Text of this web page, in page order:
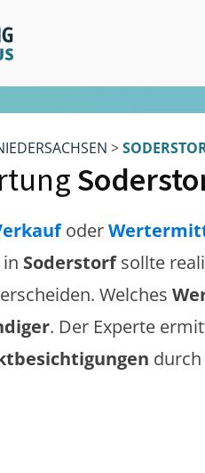
>
oder
Soderstorf sollte
Welches
. Der Experte